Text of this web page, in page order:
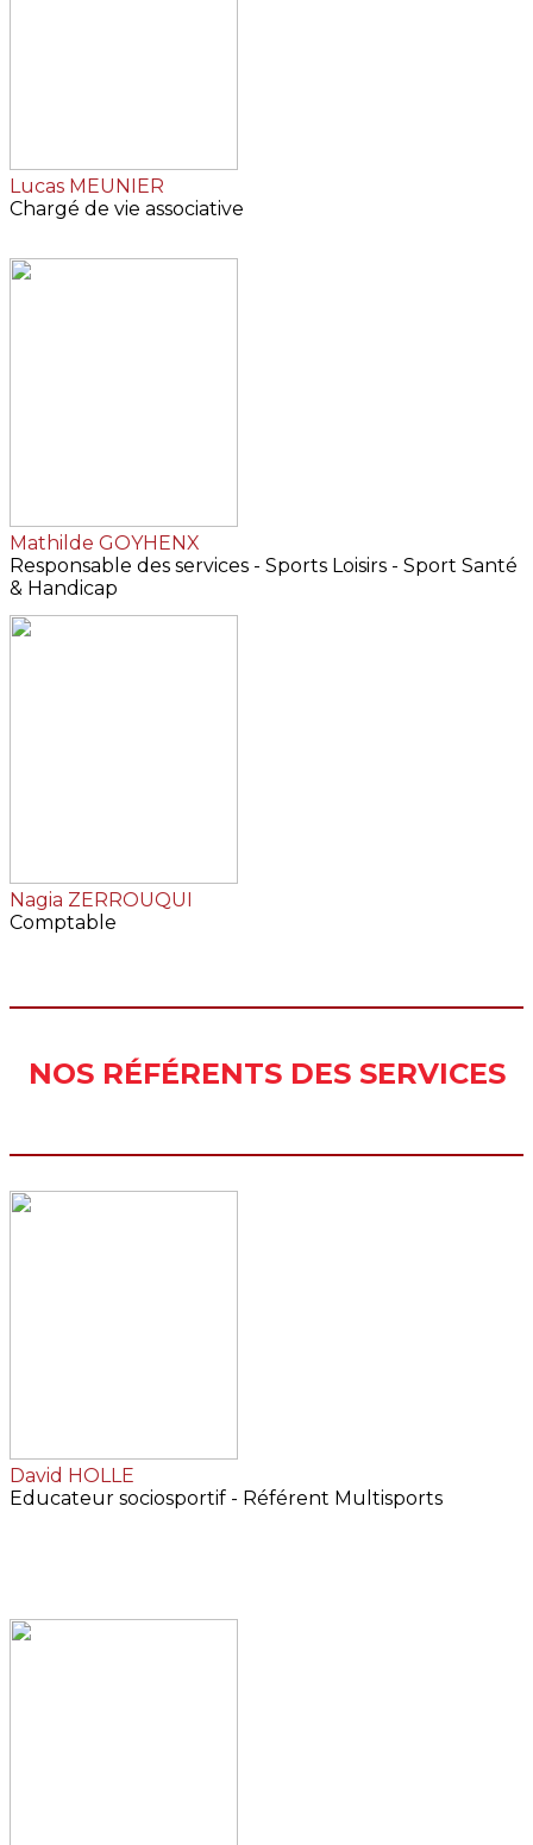
Lucas MEUNIER
Chargé de vie associative
Mathilde GOYHENX
Responsable des services - Sports Loisirs - Sport Santé
& Handicap
Nagia ZERROUQUI
Comptable
NOS RÉFÉRENTS DES SERVICES
David HOLLE
Educateur sociosportif - Référent Multisports